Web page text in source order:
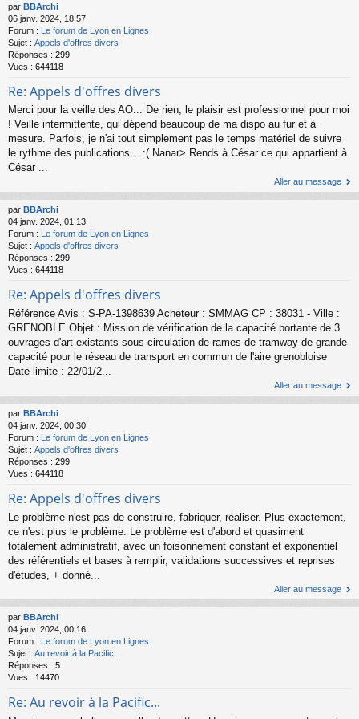
par BBArchi
06 janv. 2024, 18:57
Forum : Le forum de Lyon en Lignes
Sujet : Appels d'offres divers
Réponses : 299
Vues : 644118
Re: Appels d'offres divers
Merci pour la veille des AO... De rien, le plaisir est professionnel pour moi
! Veille intermittente, qui dépend beaucoup de ma dispo au fur et à
mesure. Parfois, je n'ai tout simplement pas le temps matériel de suivre
le rythme des publications... :( Nanar> Rends à César ce qui appartient à
César ...
Aller au message
par BBArchi
04 janv. 2024, 01:13
Forum : Le forum de Lyon en Lignes
Sujet : Appels d'offres divers
Réponses : 299
Vues : 644118
Re: Appels d'offres divers
Référence Avis : S-PA-1398639 Acheteur : SMMAG CP : 38031 - Ville :
GRENOBLE Objet : Mission de vérification de la capacité portante de 3
ouvrages d'art existants sous circulation de rames de tramway de grande
capacité pour le réseau de transport en commun de l'aire grenobloise
Date limite : 22/01/2...
Aller au message
par BBArchi
04 janv. 2024, 00:30
Forum :
Le forum de Lyon en Lignes
Sujet : Appels d'offres divers
Réponses : 299
Vues : 644118
Re: Appels d'offres divers
Le problème n'est pas de construire, fabriquer, réaliser. Plus exactement,
ce n'est plus le problème. Le problème est d'abord et quasiment
totalement administratif, avec un foisonnement constant et exponentiel
des référentiels et bases à remplir, validations successives et reprises
d'études, + donné...
Aller au message
par BBArchi
04 janv. 2024, 00:16
Forum : Le forum de Lyon en Lignes
Sujet : Au revoir à la Pacific...
Réponses : 5
Vues : 14470
Re: Au revoir à la Pacific...